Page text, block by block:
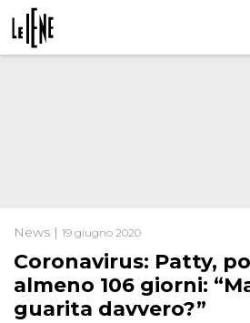
News | 19 giugno 2020
Coronavirus: Patty,
almeno 106 giorni:
guarita davvero?”